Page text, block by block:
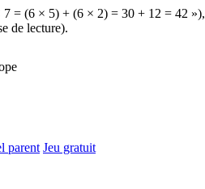
7 = (6 × 5) + (6 × 2) = 30 + 12 = 42 »),
de lecture).
parent Jeu gratuit